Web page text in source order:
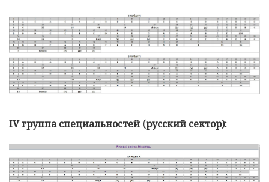
IV группа специальностей (русский сектор):